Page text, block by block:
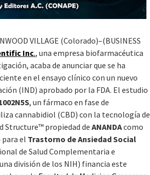
VILLAGE (Colorado)–(BUSINESS
Inc., una empresa biofarmacéutica
acaba de anunciar que se ha
en el ensayo clínico con un nuevo
(IND) aprobado por la FDA. El estudio
, un fármaco en fase de
cannabidiol (CBD) con la tecnología de
Structure™ propiedad de ANANDAcomo
el Trastorno de Ansiedad Social
de Salud Complementaria e
división de los NIH) financia este